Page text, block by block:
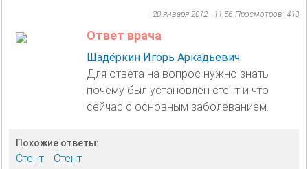
20 января 2012 - 11:56 Просмотров: 413
Ответ врача
Шадёркин Игорь Аркадьевич
Для ответа на вопрос нужно знать
почему был установлен стент и что
сейчас с основным заболеванием.
Похожие ответы:
Стент Стент